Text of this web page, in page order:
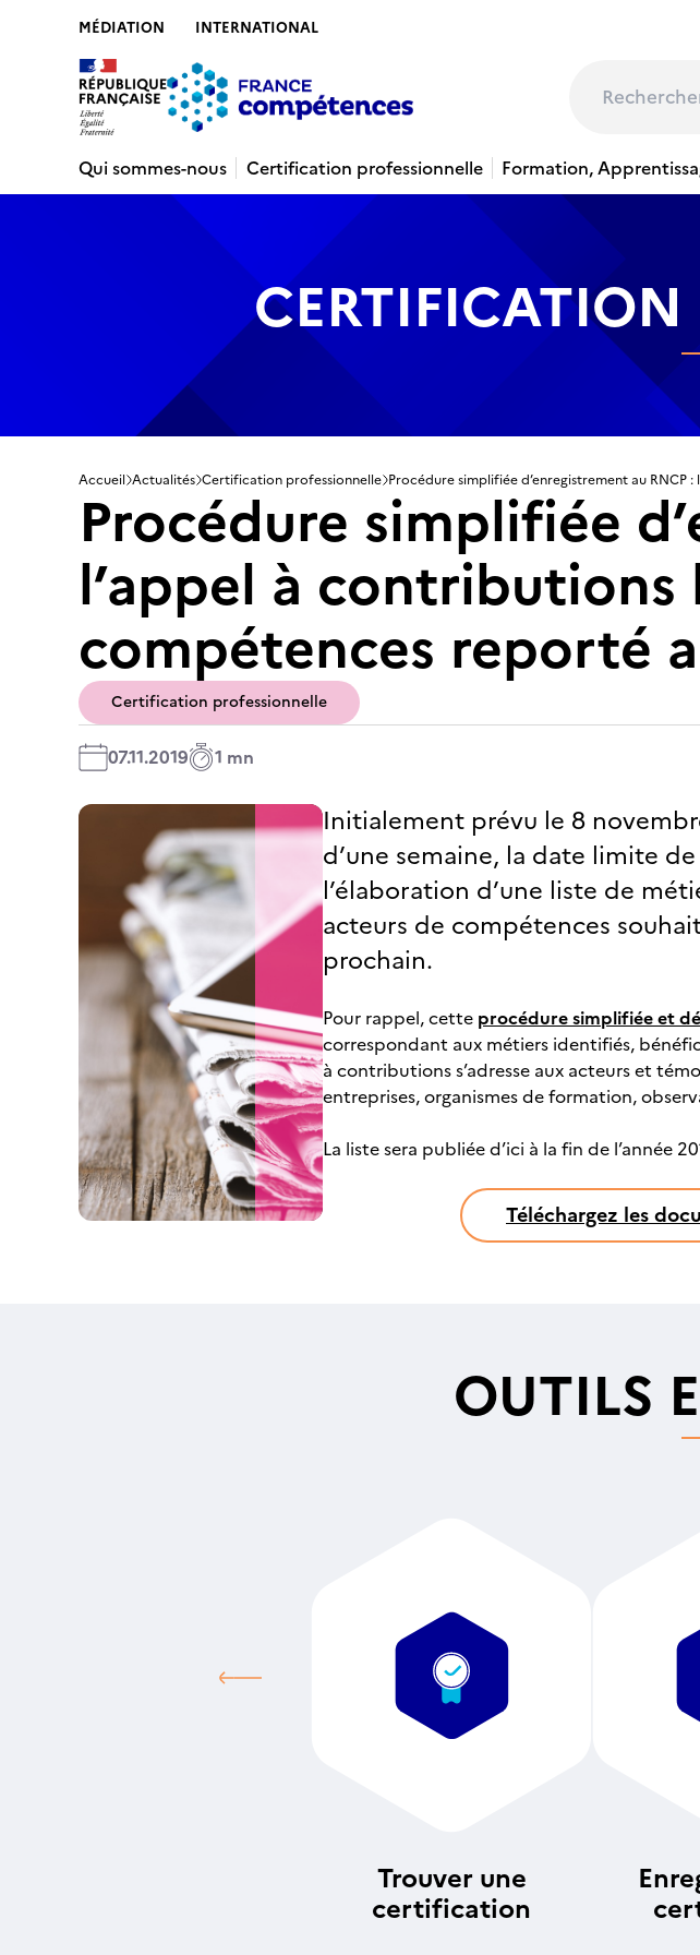
MÉDIATION INTERNATIONAL
Qui sommes-nous
Certification professionnelle Formation,
CERTIFICATION
Accueil Actualités Certification professionnelle Procédure simplifiée d’enregistrement au
Procédure simplifiée
l’appel à contributions
compétences reporté
Certification professionnelle
07.11.2019 1 mn
Initialement prévu le 8
d’une semaine, la date limite
l’élaboration d’une liste de
acteurs de compétences
prochain.
Pour rappel, cette procédure simplifiée et
correspondant aux métiers identifiés,
à contributions s’adresse aux acteurs et
entreprises, organismes de formation,
La liste sera publiée d’ici à la fin de l’année
Téléchargez les
OUTILS
Trouver une
certification